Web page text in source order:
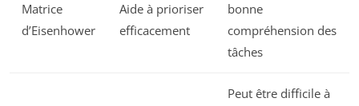
Matrice
d’Eisenhower
Aide à prioriser
efficacement
bonne
compréhension des
tâches
Peut être difficile à